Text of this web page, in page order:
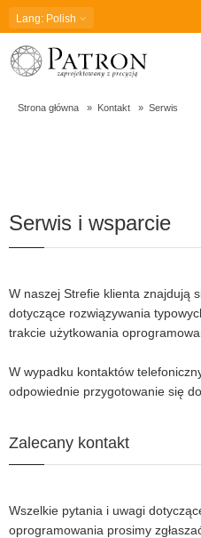
Lang: Polish
Strona główna Kontakt Serwis
Serwis
Serwis i wsparcie
W naszej Strefie klienta znajdują
dotyczące rozwiązywania
trakcie użytkowania
W wypadku kontaktów
odpowiednie przygotowanie się
Zalecany kontakt
Wszelkie pytania i uwagi
oprogramowania prosimy